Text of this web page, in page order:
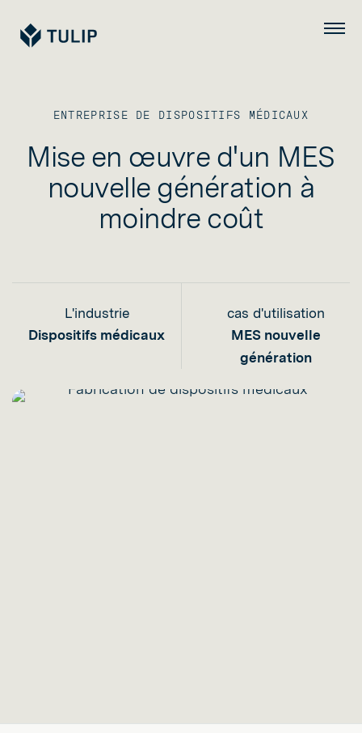
Tulip Menu
ENTREPRISE DE DISPOSITIFS MÉDICAUX
Mise en œuvre d'un MES
nouvelle génération à
moindre coût
L'industrie
Dispositifs médicaux
cas d'utilisation
MES nouvelle
génération